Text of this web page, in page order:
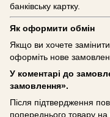
банківську картку.
Як оформити обмін
Якщо ви хочете
оформіть нове
У коментарі до
замовлення».
Після підтвердження
попереднього товару